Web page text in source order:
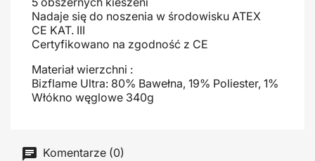
Nadaje się do noszenia w środowisku ATEX
CE KAT. III
Certyfikowano na zgodność z CE
Materiał wierzchni :
Bizflame Ultra: 80% Bawełna, 19% Poliester, 1%
Włókno węglowe 340g
Komentarze (0)